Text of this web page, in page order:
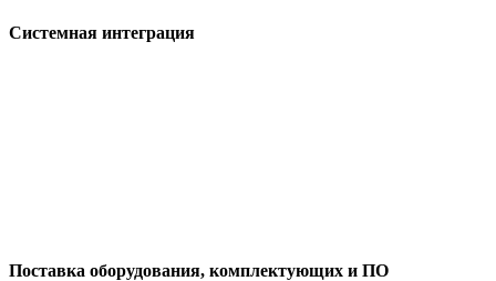
Системная интеграция
Поставка оборудования, комплектующих и ПО